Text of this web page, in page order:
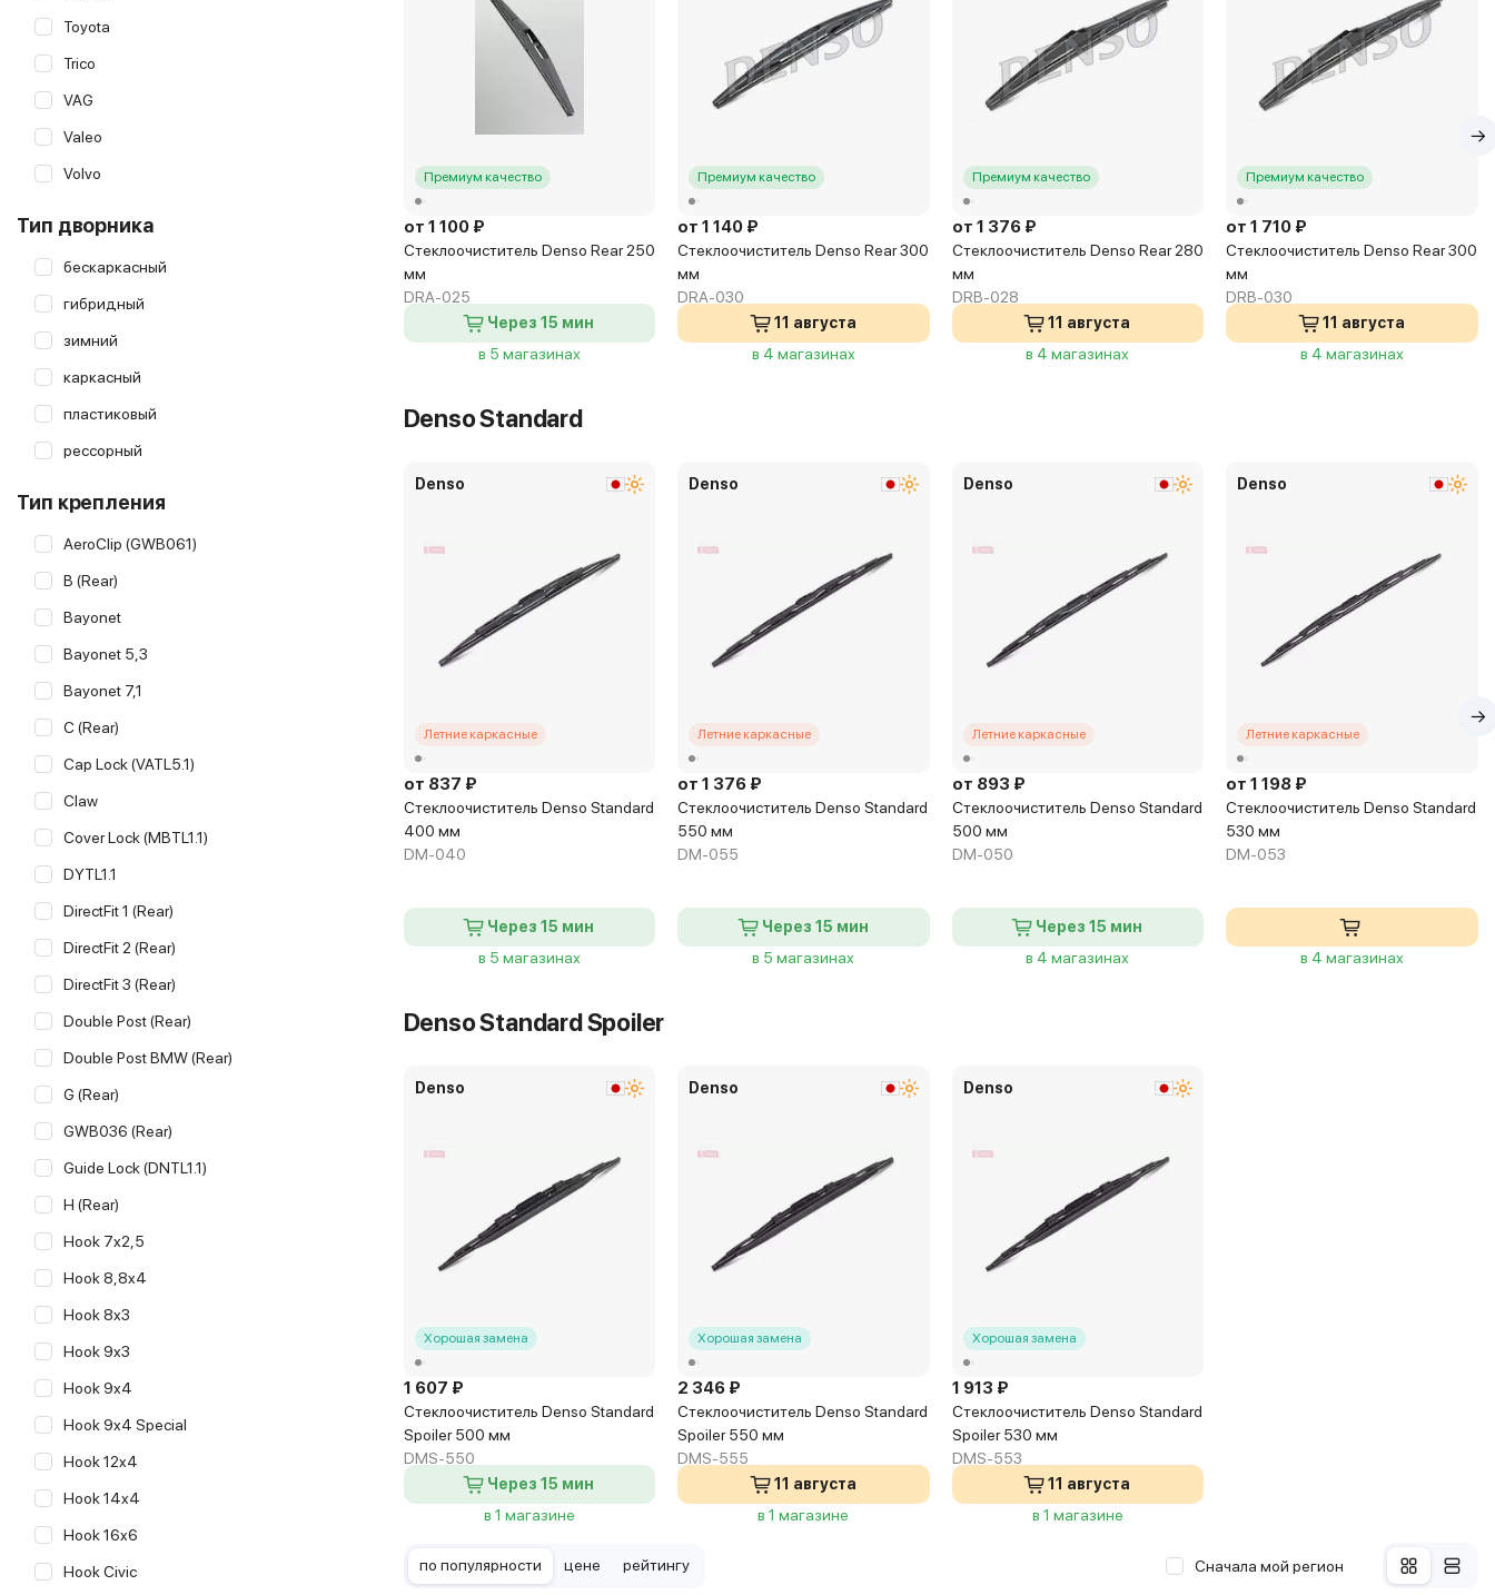
Toyota
Trico
VAG
Valeo
Volvo
Тип дворника
бескаркасный
гибридный
зимний
каркасный
пластиковый
рессорный
Тип крепления
AeroClip (GWB061)
B (Rear)
Bayonet
Bayonet 5,3
Bayonet 7,1
C (Rear)
Cap Lock (VATL5.1)
Claw
Cover Lock (MBTL1.1)
DYTL1.1
DirectFit 1 (Rear)
DirectFit 2 (Rear)
DirectFit 3 (Rear)
Double Post (Rear)
Double Post BMW (Rear)
G (Rear)
GWB036 (Rear)
Guide Lock (DNTL1.1)
H (Rear)
Hook 7x2,5
Hook 8,8x4
Hook 8x3
Hook 9x3
Hook 9x4
Hook 9x4 Special
Hook 12x4
Hook 14x4
Hook 16x6
Hook Civic
Премиум качество
от 1 100 ₽
Стеклоочиститель Denso Rear 250
мм
DRA-025
Через 15 мин
в 5 магазинах
Премиум качество
от 1 140 ₽
Стеклоочиститель Denso Rear 300
мм
DRA-030
11 августа
в 4 магазинах
Премиум качество
от 1 376 ₽
Стеклоочиститель Denso Rear 280
мм
DRB-028
11 августа
в 4 магазинах
Премиум качество
от 1 710 ₽
Стеклоочиститель Denso Rear 300
мм
DRB-030
11 августа
в 4 магазинах
Denso Standard
Denso
Летние каркасные
от 837 ₽
Стеклоочиститель Denso Standard
400 мм
DM-040
Через 15 мин
в 5 магазинах
Denso
Летние каркасные
от 1 376 ₽
Стеклоочиститель Denso Standard
550 мм
DM-055
Через 15 мин
в 5 магазинах
Denso
Летние каркасные
от 893 ₽
Стеклоочиститель Denso Standard
500 мм
DM-050
Через 15 мин
в 4 магазинах
Denso
Летние каркасные
от 1 198 ₽
Стеклоочиститель Denso Standard
530 мм
DM-053
в 4 магазинах
Denso Standard Spoiler
Denso
Хорошая замена
1 607 ₽
Стеклоочиститель Denso Standard
Spoiler 500 мм
DMS-550
Через 15 мин
в 1 магазине
Denso
Хорошая замена
2 346 ₽
Стеклоочиститель Denso Standard
Spoiler 550 мм
DMS-555
11 августа
в 1 магазине
Denso
Хорошая замена
1 913 ₽
Стеклоочиститель Denso Standard
Spoiler 530 мм
DMS-553
11 августа
в 1 магазине
по популярности цене рейтингу Сначала мой регион